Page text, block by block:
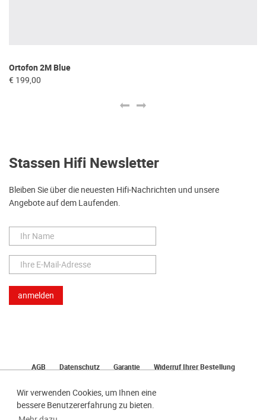
Wir verwenden Cookies, um Ihnen eine
bessere Benutzererfahrung zu bieten.
Ortofon 2M Blue
€ 199,00
Stassen Hifi Newsletter
Bleiben Sie über die neuesten Hifi-Nachrichten und unsere
Angebote auf dem Laufenden.
AGB Datenschutz Garantie
Widerruf Ihrer Bestellung